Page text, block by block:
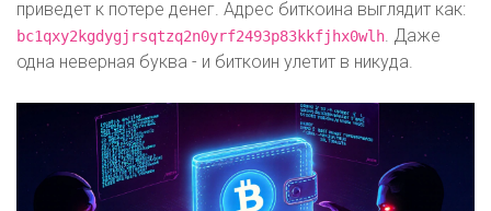
приведет к потере денег. Адрес биткоина выглядит как:
bc1qxy2kgdygjrsqtzq2n0yrf2493p83kkfjhx0wlh. Даже
одна неверная буква - и биткоин улетит в никуда.